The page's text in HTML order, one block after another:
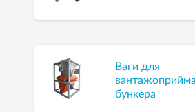
Ваги для
бункера